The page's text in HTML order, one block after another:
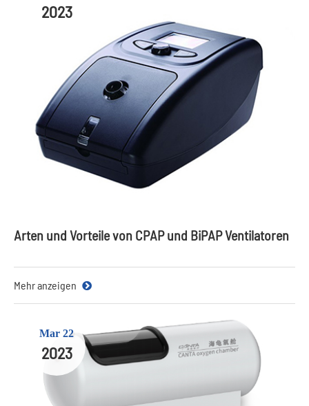
2023
Arten und Vorteile von CPAP und BiPAP Ventilatoren
Mehr anzeigen
Mar 22
2023